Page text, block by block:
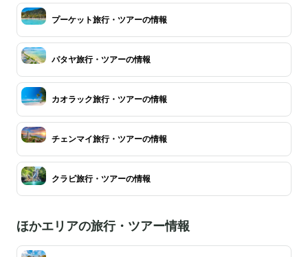
プーケット旅行・ツアーの情報
パタヤ旅行・ツアーの情報
カオラック旅行・ツアーの情報
チェンマイ旅行・ツアーの情報
クラビ旅行・ツアーの情報
ほかエリアの旅行・ツアー情報